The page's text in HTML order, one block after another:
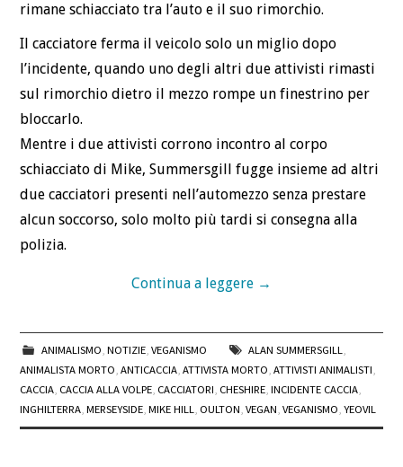
rimane schiacciato tra l’auto e il suo rimorchio.
Il cacciatore ferma il veicolo solo un miglio dopo
l’incidente, quando uno degli altri due attivisti rimasti
sul rimorchio dietro il mezzo rompe un finestrino per
bloccarlo.
Mentre i due attivisti corrono incontro al corpo
schiacciato di Mike, Summersgill fugge insieme ad altri
due cacciatori presenti nell’automezzo senza prestare
alcun soccorso, solo molto più tardi si consegna alla
polizia.
Continua a leggere →
ANIMALISMO, NOTIZIE, VEGANISMO ALAN SUMMERSGILL,
ANIMALISTA MORTO,ANTICACCIA,ATTIVISTA MORTO,ATTIVISTI ANIMALISTI,
CACCIA, CACCIA ALLA VOLPE, CACCIATORI, CHESHIRE,INCIDENTE CACCIA,
INGHILTERRA,MERSEYSIDE,MIKE HILL, OULTON,VEGAN,VEGANISMO,YEOVIL